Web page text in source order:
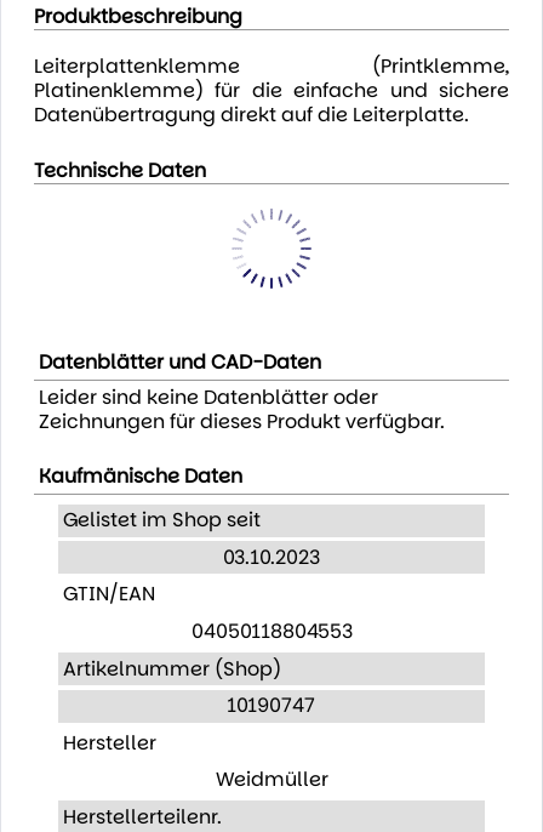
Produktbeschreibung
Leiterplattenklemme (Printklemme,
Platinenklemme) für die einfache und sichere
Datenübertragung direkt auf die Leiterplatte.
Technische Daten
Datenblätter und CAD-Daten
Leider sind keine Datenblätter oder
Zeichnungen für dieses Produkt verfügbar.
Kaufmänische Daten
Gelistet im Shop seit
03.10.2023
GTIN/EAN
04050118804553
Artikelnummer (Shop)
10190747
Hersteller
Weidmüller
Herstellerteilenr.